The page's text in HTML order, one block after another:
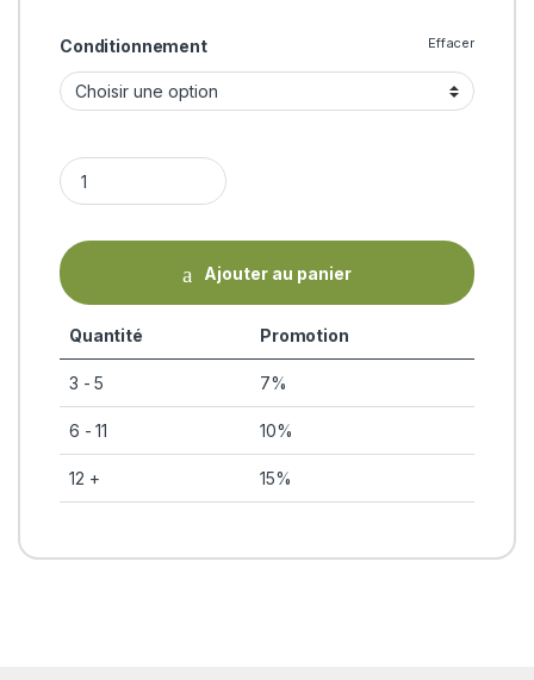
Conditionnement Effacer
PINEAPPLE OIL CONTROL FOAMING FACE CLEANSER
Ajouter au panier
Quantité Promotion
3 - 5 7%
6 - 11 10%
12 + 15%